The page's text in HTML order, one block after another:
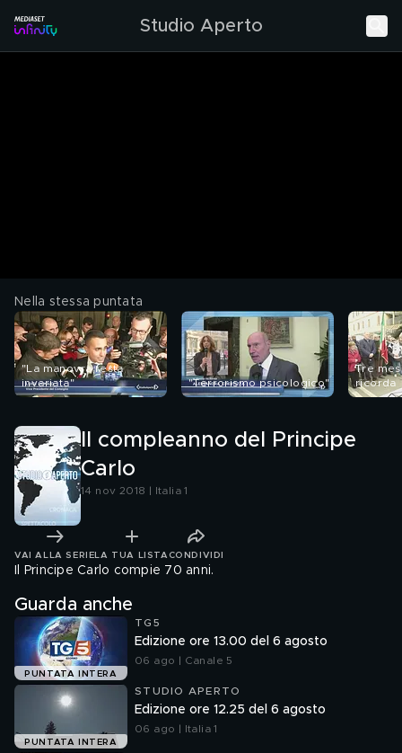
Studio Aperto
Nella stessa puntata
"La manovra resta
invariata"
"Terrorismo psicologico"
Tre
ricorda
Il compleanno del Principe
Carlo
14 nov 2018 | Italia 1
VAI ALLA SERIE LA TUA LISTA CONDIVIDI
Il Principe Carlo compie 70 anni.
Guarda anche
PUNTATA INTERA
TG5
Edizione ore 13.00 del 6 agosto
06 ago | Canale 5
PUNTATA INTERA
STUDIO APERTO
Edizione ore 12.25 del 6 agosto
06 ago | Italia 1